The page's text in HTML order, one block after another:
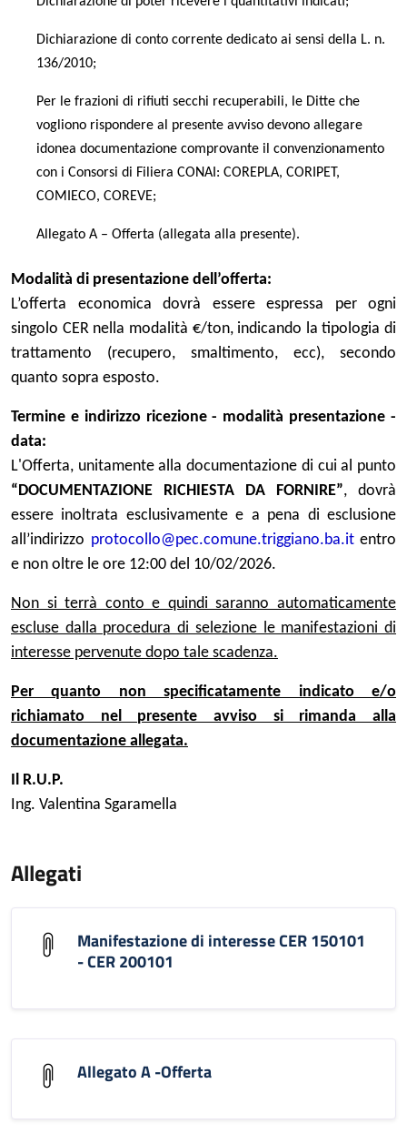
Dichiarazione di conto corrente dedicato ai sensi della L. n.
136/2010;
Per le frazioni di rifiuti secchi recuperabili, le Ditte che
vogliono rispondere al presente avviso devono allegare
idonea documentazione comprovante il convenzionamento
con i Consorsi di Filiera CONAI: COREPLA, CORIPET,
COMIECO, COREVE;
Allegato A – Offerta (allegata alla presente).
Modalità di presentazione dell’offerta:
L’offerta economica dovrà essere espressa per ogni
singolo CER nella modalità €/ton, indicando la tipologia di
trattamento (recupero, smaltimento, ecc), secondo
quanto sopra esposto.
Termine e indirizzo ricezione - modalità presentazione -
data:
L'Offerta, unitamente alla documentazione di cui al punto
“DOCUMENTAZIONE RICHIESTA DA FORNIRE”, dovrà
essere inoltrata esclusivamente e a pena di esclusione
all’indirizzo protocollo@pec.comune.triggiano.ba.itentro
e non oltre le ore 12:00 del 10/02/2026.
Non si terrà conto e quindi saranno automaticamente
escluse dalla procedura di selezione le manifestazioni di
interesse pervenute dopo tale scadenza.
Per quanto non specificatamente indicato e/o
richiamato nel presente avviso si rimanda alla
documentazione allegata.
Il R.U.P.
Ing. Valentina Sgaramella
Allegati
Manifestazione di interesse CER 150101
- CER 200101
Allegato A -Offerta